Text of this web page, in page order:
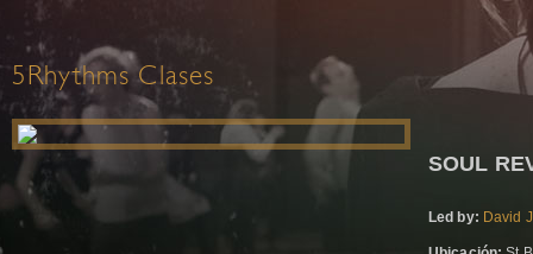
5Rhythms Clases
SOUL
Led by: David